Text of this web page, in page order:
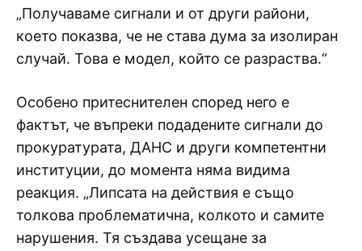
„Получаваме сигнали и от други райони,
което показва, че не става дума за изолиран
случай. Това е модел, който се разраства.“
Особено притеснителен според него е
фактът, че въпреки подадените сигнали до
прокуратурата, ДАНС и други компетентни
институции, до момента няма видима
реакция. „Липсата на действия е също
толкова проблематична, колкото и самите
нарушения. Тя създава усещане за